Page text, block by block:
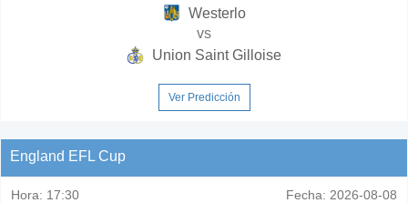
Westerlo
vs
Union Saint Gilloise
Ver Predicción
England EFL Cup
Hora: 17:30 Fecha: 2026-08-08